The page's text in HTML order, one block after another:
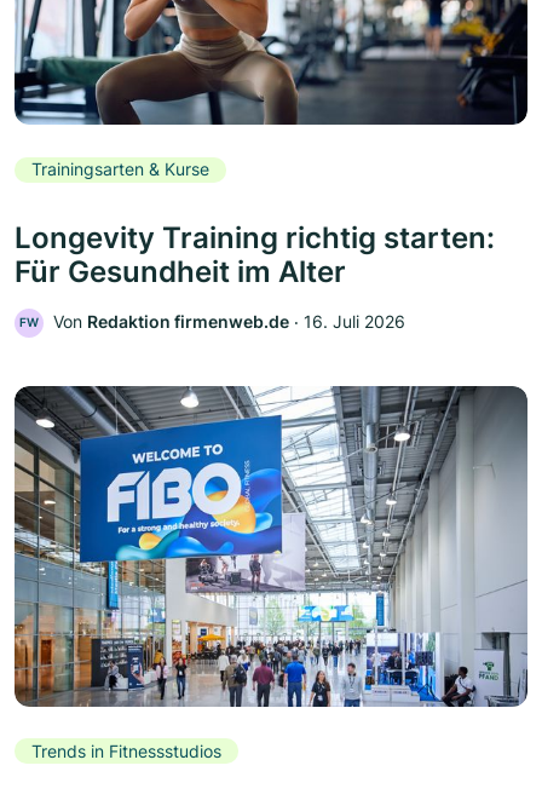
Trainingsarten & Kurse
Longevity Training richtig starten:
Für Gesundheit im Alter
FW Von Redaktion firmenweb.de ‧ 16. Juli 2026
Trends in Fitnessstudios